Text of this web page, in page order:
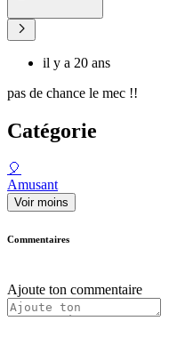
il y a 20 ans
pas de chance le mec !!
Catégorie
🎈
Amusant
Voir moins
Commentaires
Ajoute ton commentaire